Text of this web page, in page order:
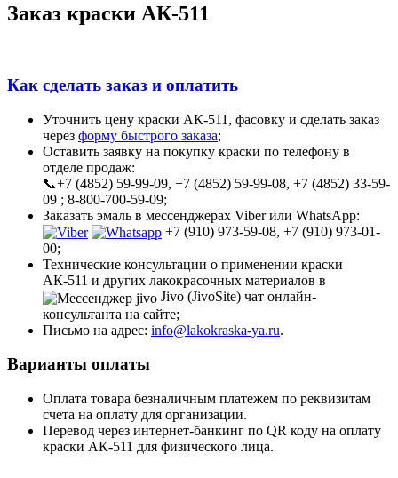
Заказ краски АК-511
Как сделать заказ и оплатить
Уточнить цену краски АК-511, фасовку и сделать заказ
через форму быстрого заказа;
Оставить заявку на покупку краски по телефону в
отделе продаж:
📞+7 (4852) 59-99-09, +7 (4852) 59-99-08, +7 (4852) 33-59-
09 ; 8-800-700-59-09;
Заказать эмаль в мессенджерах Viber или WhatsApp:
+7 (910) 973-59-08, +7 (910) 973-01-
00;
Технические консультации о применении краски
АК-511 и других лакокрасочных материалов в
Jivo (JivoSite) чат онлайн-
консультанта на сайте;
Письмо на адрес: info@lakokraska-ya.ru.
Варианты оплаты
Оплата товара безналичным платежем по реквизитам
счета на оплату для организации.
Перевод через интернет-банкинг по QR коду на оплату
краски АК-511 для физического лица.